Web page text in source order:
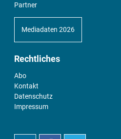
Partner
Mediadaten 2026
Rechtliches
Abo
Kontakt
Datenschutz
Impressum